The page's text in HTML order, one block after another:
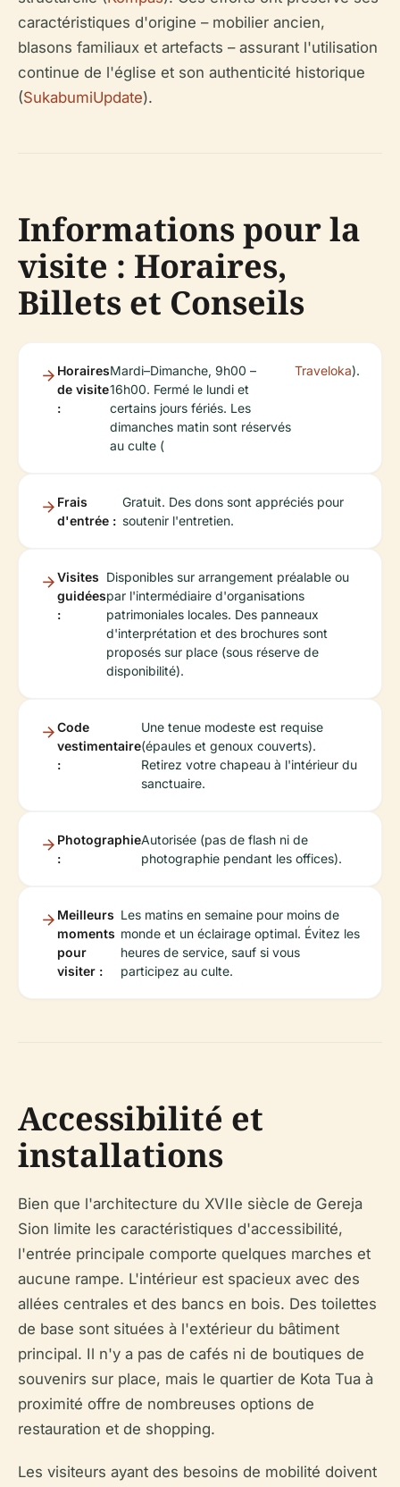
caractéristiques d'origine – mobilier ancien,
blasons familiaux et artefacts – assurant l'utilisation
continue de l'église et son authenticité historique
(SukabumiUpdate).
Informations pour la
visite : Horaires,
Billets et Conseils
Horaires
de visite
:
Mardi–Dimanche, 9h00 –
16h00. Fermé le lundi et
certains jours fériés. Les
dimanches matin sont réservés
au culte (
Traveloka).
Frais
d'entrée :
Gratuit. Des dons sont appréciés pour
soutenir l'entretien.
Visites
guidées
:
Disponibles sur arrangement préalable ou
par l'intermédiaire d'organisations
patrimoniales locales. Des panneaux
d'interprétation et des brochures sont
proposés sur place (sous réserve de
disponibilité).
Code
vestimentaire
:
Une tenue modeste est requise
(épaules et genoux couverts).
Retirez votre chapeau à l'intérieur du
sanctuaire.
Photographie
:
Autorisée (pas de flash ni de
photographie pendant les offices).
Meilleurs
moments
pour
visiter :
Les matins en semaine pour moins de
monde et un éclairage optimal. Évitez les
heures de service, sauf si vous
participez au culte.
Accessibilité et
installations
Bien que l'architecture du XVIIe siècle de Gereja
Sion limite les caractéristiques d'accessibilité,
l'entrée principale comporte quelques marches et
aucune rampe. L'intérieur est spacieux avec des
allées centrales et des bancs en bois. Des toilettes
de base sont situées à l'extérieur du bâtiment
principal. Il n'y a pas de cafés ni de boutiques de
souvenirs sur place, mais le quartier de Kota Tua à
proximité offre de nombreuses options de
restauration et de shopping.
Les visiteurs ayant des besoins de mobilité doivent